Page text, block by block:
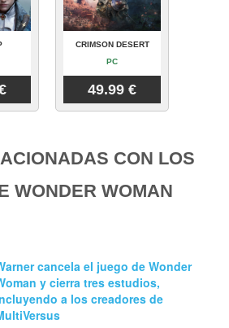
CRIMSON DESERT
PC
49.99 €
CON LOS
WONDER WOMAN
cancela el juego de Wonder
y cierra tres estudios,
a los creadores de